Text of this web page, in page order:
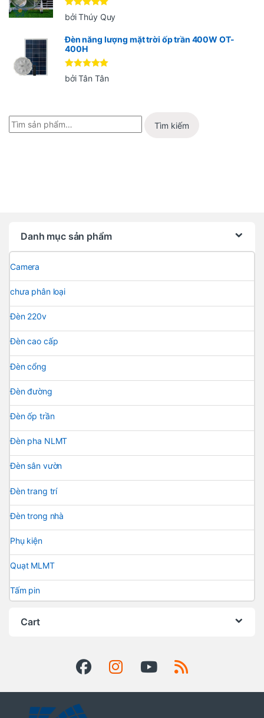
Được xếp
hạng 5 5
bởi Thúy Quy
Đèn năng lượng mặt trời ốp trần 400W OT-
400H
Được xếp
hạng 55
bởi Tân Tân
Tìm kiếm
Danh mục sản phẩm
Camera
chưa phân loại
Đèn 220v
Đèn cao cấp
Đèn cổng
Đèn đường
Đèn ốp trần
Đèn pha NLMT
Đèn sân vườn
Đèn trang trí
Đèn trong nhà
Phụ kiện
Quạt MLMT
Tấm pin
Cart